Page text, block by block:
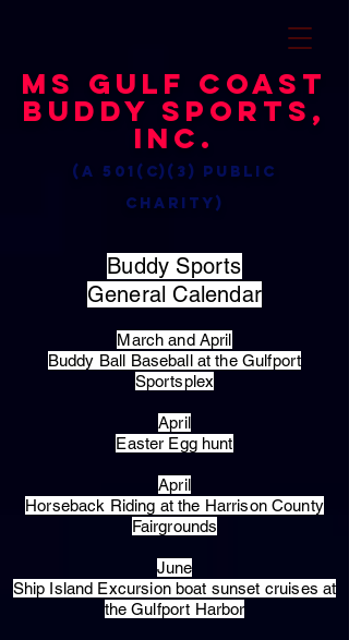
MS Gulf Coast
Buddy Sports,
Inc.
(a 501(c)(3) public
charity)
Buddy Sports
General Calendar
March and April
Buddy Ball Baseball at the Gulfport
Sportsplex
April
Easter Egg hunt
April
Horseback Riding at the Harrison County
Fairgrounds
June
Ship Island Excursion boat sunset cruises at
the Gulfport Harbor